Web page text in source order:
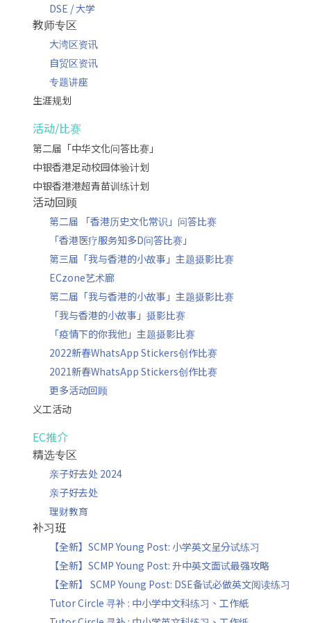
DSE / 大学
教师专区
大湾区资讯
自贸区资讯
专题讲座
生涯规划
活动/比赛
第二届「中华文化问答比赛」
中银香港足动校园体验计划
中银香港港超青苗训练计划
活动回顾
第二届 「香港历史文化常识」问答比赛
「香港医疗服务知多D问答比赛」
第三届「我与香港的小故事」主题摄影比赛
ECzone艺术廊
第二届「我与香港的小故事」主题摄影比赛
「我与香港的小故事」摄影比赛
「疫情下的你我他」主题摄影比赛
2022新春WhatsApp Stickers创作比赛
2021新春WhatsApp Stickers创作比赛
更多活动回顾
义工活动
EC推介
精选专区
亲子好去处 2024
亲子好去处
理财教育
补习班
【全新】SCMP Young Post: 小学英文呈分试练习
【全新】SCMP Young Post: 升中英文面试最强攻略
【全新】 SCMP Young Post: DSE备试必做英文阅读练习
Tutor Circle 寻补 : 中小学中文科练习、工作紙